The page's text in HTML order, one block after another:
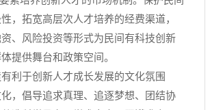
，拓宽高层次人才培养的经费渠道，
、风险投资等形式为民间有科技创新
提供舞台和政策空间。
有利于创新人才成长发展的文化氛围
，倡导追求真理、追逐梦想、团结协